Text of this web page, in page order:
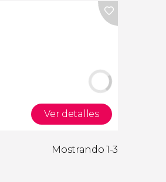
Ver detalles
Mostrando 1-3